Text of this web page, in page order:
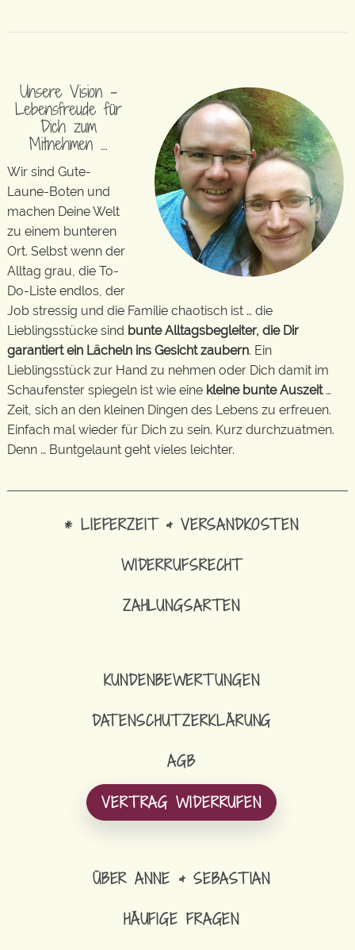
Unsere Vision –
Lebensfreude für
Dich zum
Mitnehmen …
Wir sind Gute-
Laune-Boten und
machen Deine Welt
zu einem bunteren
Ort. Selbst wenn der
Alltag grau, die To-
Do-Liste endlos, der
Job stressig und die Familie chaotisch ist … die
Lieblingsstücke sind bunte Alltagsbegleiter, die Dir
garantiert ein Lächeln ins Gesicht zaubern. Ein
Lieblingsstück zur Hand zu nehmen oder Dich damit im
Schaufenster spiegeln ist wie eine kleine bunte Auszeit…
Zeit, sich an den kleinen Dingen des Lebens zu erfreuen.
Einfach mal wieder für Dich zu sein. Kurz durchzuatmen.
Denn … Buntgelaunt geht vieles leichter.
* LIEFERZEIT & VERSANDKOSTEN
WIDERRUFSRECHT
ZAHLUNGSARTEN
KUNDENBEWERTUNGEN
DATENSCHUTZERKLÄRUNG
AGB
VERTRAG WIDERRUFEN
ÜBER ANNE & SEBASTIAN
HÄUFIGE FRAGEN